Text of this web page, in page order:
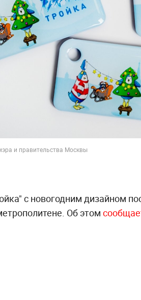
и правительства Москвы
с новогодним дизайном
Об этом